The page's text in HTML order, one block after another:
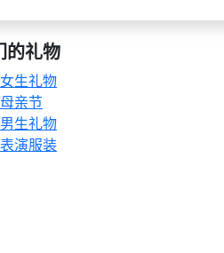
的礼物
女生礼物
母亲节
男生礼物
表演服装